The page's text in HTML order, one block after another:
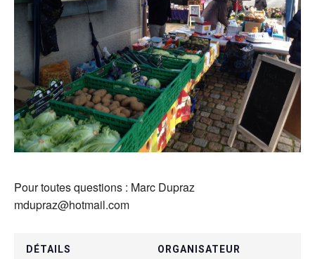
Pour toutes questions : Marc Dupraz
mdupraz@hotmail.com
DÉTAILS ORGANISATEUR